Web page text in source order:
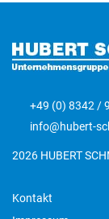
+49 (0) 8342 /
info@hubert-
2026 HUBERT
Kontakt